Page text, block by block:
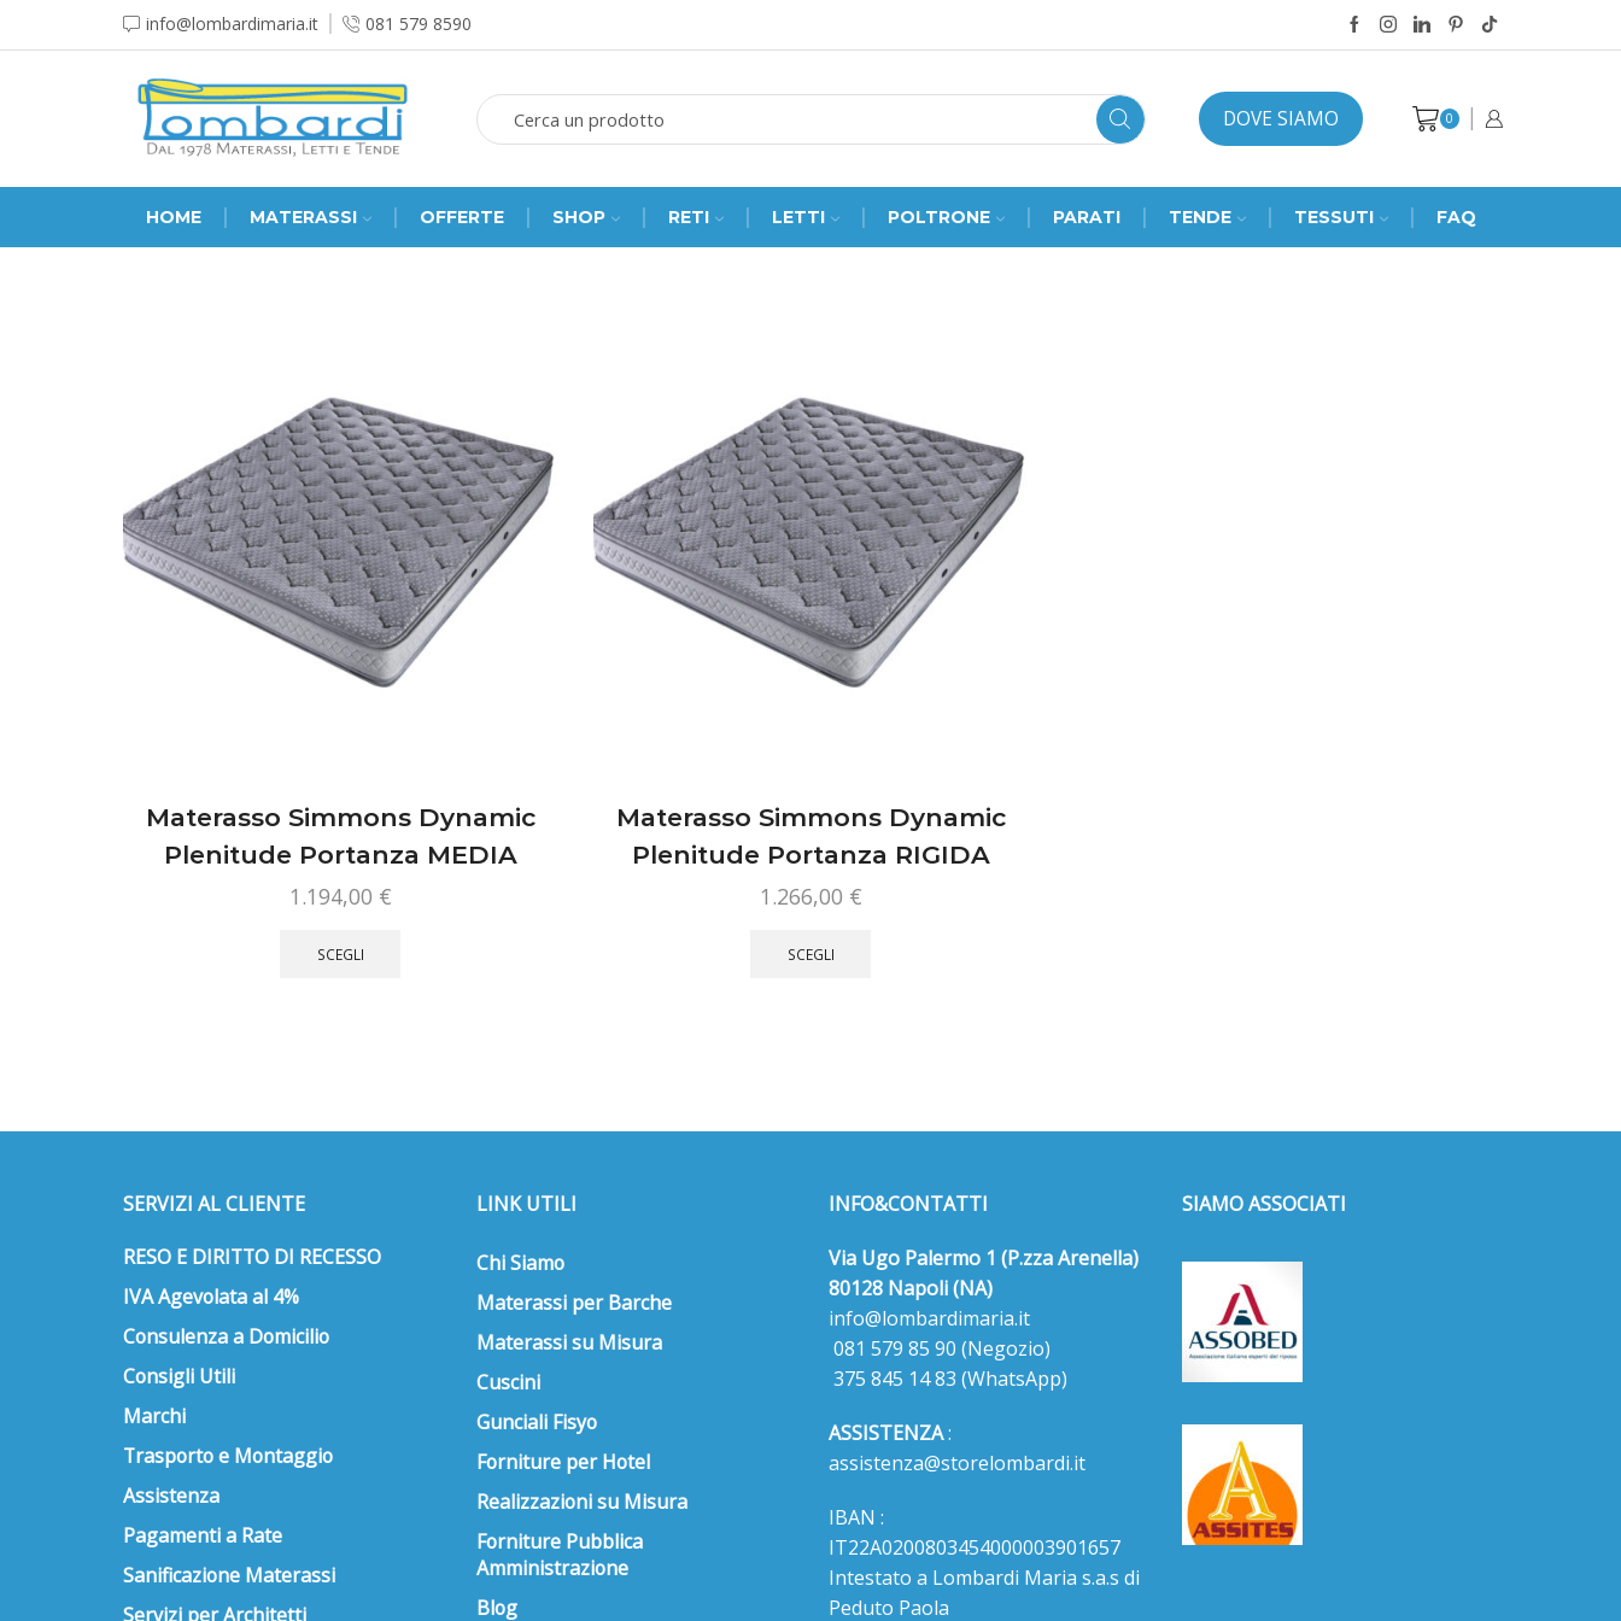
info@lombardimaria.it 081 579 8590
DOVE SIAMO 0
HOME MATERASSI OFFERTE SHOP RETI LETTI POLTRONE PARATI TENDE TESSUTI FAQ
Materasso Simmons Dynamic
Plenitude Portanza MEDIA
1.194,00 €
SCEGLI
essere
Materasso Simmons Dynamic
Plenitude Portanza RIGIDA
1.266,00 €
SCEGLI
essere
nella
pagina
prodotto
SERVIZI AL CLIENTE
RESO E DIRITTO DI RECESSO
IVA Agevolata al 4%
Consulenza a Domicilio
Consigli Utili
Marchi
Trasporto e Montaggio
Assistenza
Pagamenti a Rate
Sanificazione Materassi
Servizi per Architetti
LINK UTILI
Chi Siamo
Materassi per Barche
Materassi su Misura
Cuscini
Gunciali Fisyo
Forniture per Hotel
Realizzazioni su Misura
Forniture Pubblica
Amministrazione
Blog
INFO&CONTATTI
Via Ugo Palermo 1 (P.zza Arenella)
80128 Napoli (NA)
info@lombardimaria.it
081 579 85 90 (Negozio)
375 845 14 83 (WhatsApp)
ASSISTENZA:
assistenza@storelombardi.it
IBAN :
IT22A0200803454000003901657
Intestato a Lombardi Maria s.a.s di
Peduto Paola
SIAMO ASSOCIATI